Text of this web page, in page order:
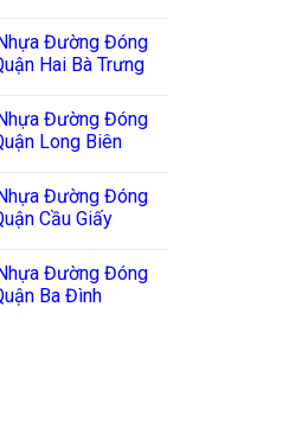
Đường Đóng
Hai Bà Trưng
Đường Đóng
Long Biên
Đường Đóng
Cầu Giấy
Đường Đóng
Ba Đình